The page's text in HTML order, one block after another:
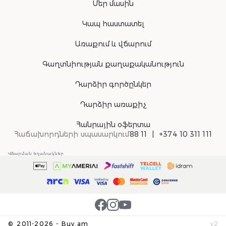
Մեր մասին
Կապ հաստատել
Առաքում և վճարում
Գաղտնիության քաղաքականություն
Դարձիր գործընկեր
Դարձիր առաքիչ
Հանրային օֆերտա
Հաճախորդների սպասարկում88 11 +374 10 311 111
© 2011-2026 - Buy.am v2
Վճարման եղանակներ